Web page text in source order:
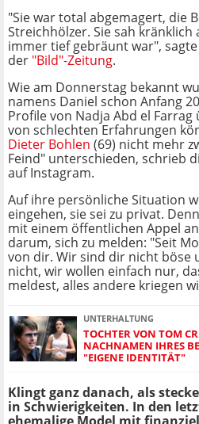
"Sie war total abgemagert, die
Streichhölzer. Sie sah kränklich
immer tief gebräunt war",
der "Bild"-Zeitung.
Wie am Donnerstag bekannt
namens Daniel schon Anfang
Profile von Nadja Abd el
von schlechten Erfahrungen
Dieter Bohlen (69) nicht mehr
Feind" unterschieden, schrieb
auf Instagram.
Auf ihre persönliche Situation
eingehen, sie sei zu privat.
mit einem öffentlichen Appel
darum, sich zu melden: "Seit
von dir. Wir sind dir nicht böse
nicht, wir wollen einfach nur,
meldest, alles andere kriegen
UNTERHALTUNG
TOCHTER VON TOM
NACHNAMEN IHRES
"EIGENE IDENTITÄT"
Klingt ganz danach, als
in Schwierigkeiten. In den